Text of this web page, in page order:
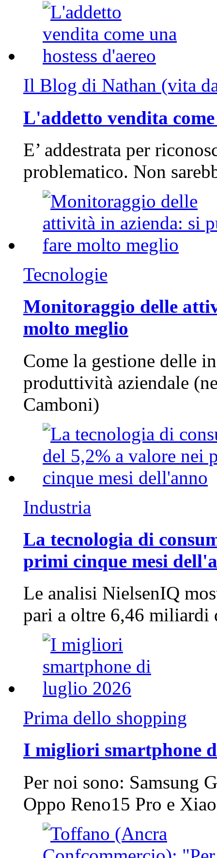
Il Blog di Nathan (vita
L'addetto vendita
E’ addestrata per
problematico. Non
Tecnologie
Monitoraggio delle
molto meglio
Come la gestione delle
produttività aziendale
Camboni)
Industria
La tecnologia di
primi cinque mesi
Le analisi NielsenIQ
pari a oltre 6,46
Prima dello shopping
I migliori smartphone
Per noi sono: Samsung
Oppo Reno15 Pro e